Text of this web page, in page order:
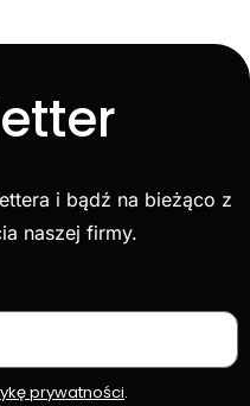
i bądź na bieżąco z
naszej firmy.
prywatności.